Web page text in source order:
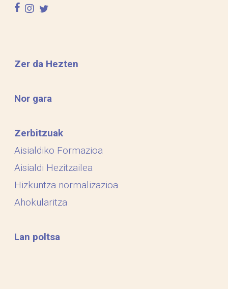
facebook
instagram
twitter
Zer da Hezten
Nor gara
Zerbitzuak
Aisialdiko Formazioa
Aisialdi Hezitzailea
Hizkuntza normalizazioa
Ahokularitza
Lan poltsa